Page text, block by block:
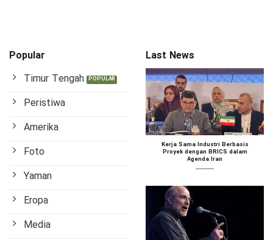
Popular
Timur Tengah
Peristiwa
Amerika
Foto
Yaman
Eropa
Media
Last News
Kerja Sama Industri Berbasis
Proyek dengan BRICS dalam
Agenda Iran